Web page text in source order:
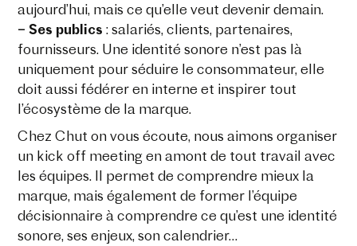
aujourd’hui, mais ce qu’elle veut devenir demain.
– Ses publics : salariés, clients, partenaires,
fournisseurs. Une identité sonore n’est pas là
uniquement pour séduire le consommateur, elle
doit aussi fédérer en interne et inspirer tout
l’écosystème de la marque.
Chez Chut on vous écoute, nous aimons organiser
un kick off meeting en amont de tout travail avec
les équipes. Il permet de comprendre mieux la
marque, mais également de former l’équipe
décisionnaire à comprendre ce qu’est une identité
sonore, ses enjeux, son calendrier…